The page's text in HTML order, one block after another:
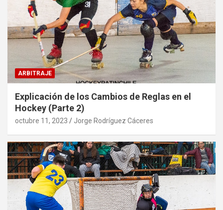
ARBITRAJE
Explicación de los Cambios de Reglas en el
Hockey (Parte 2)
octubre 11, 2023 Jorge Rodríguez Cáceres